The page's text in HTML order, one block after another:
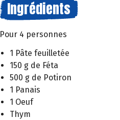
Ingrédients
Pour 4 personnes
1 Pâte feuilletée
150 g de Féta
500 g de Potiron
1 Panais
1 Oeuf
Thym